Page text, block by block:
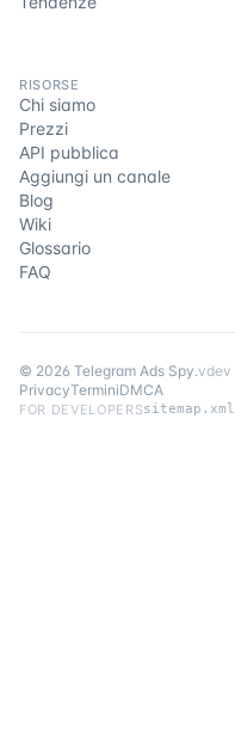
RISORSE
Chi siamo
Prezzi
API pubblica
Aggiungi un canale
Blog
Wiki
Glossario
FAQ
© 2026 Telegram Ads Spy.vdev
PrivacyTerminiDMCA
FOR DEVELOPERSsitemap.xml